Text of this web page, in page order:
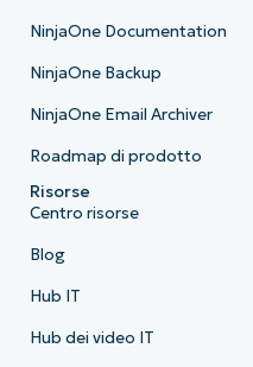
NinjaOne Documentation
NinjaOne Backup
NinjaOne Email Archiver
Roadmap di prodotto
Risorse
Centro risorse
Blog
Hub IT
Hub dei video IT